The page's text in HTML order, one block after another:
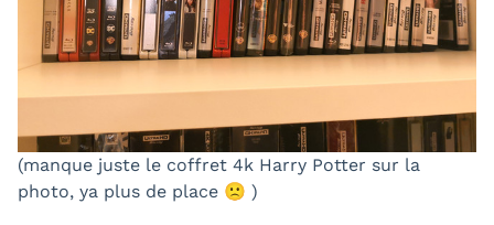
(manque juste le coffret 4k Harry Potter sur la
photo, ya plus de place 🙁 )